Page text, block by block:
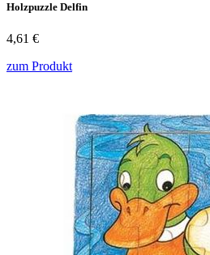
Holzpuzzle Delfin
4,61 €
zum Produkt